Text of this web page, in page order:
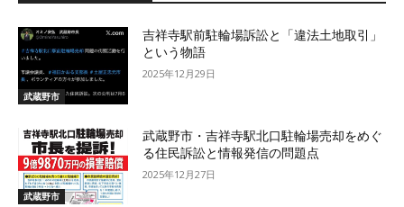
武蔵野市
吉祥寺駅前駐輪場訴訟と「違法土地取引」
という物語
2025年12月29日
武蔵野市
武蔵野市・吉祥寺駅北口駐輪場売却をめぐ
る住民訴訟と情報発信の問題点
2025年12月27日